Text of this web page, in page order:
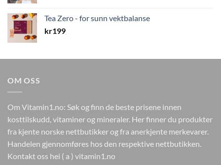
kr498.kr79.
Tea Zero - for sunn vektbalanse
kr199
OM OSS
Om Vitamin1.no: Søk og finn de beste prisene innen
kosttilskudd, vitaminer og mineraler. Her finner du produkter
fra kjente norske nettbutikker og fra anerkjente merkevarer.
Handelen gjennomføres hos den respektive nettbutikken.
Kontakt oss hei ( a ) vitamin1.no